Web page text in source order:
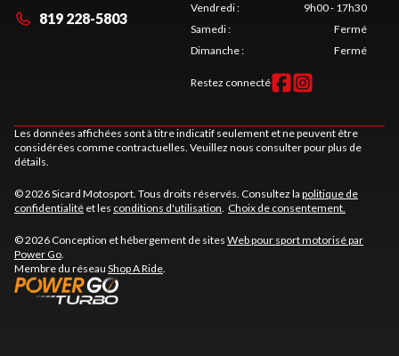
819 228-5803
Vendredi:
9h00 - 17h30
Samedi:
Fermé
Dimanche: Fermé
Restez connecté
Les données affichées sont à titre indicatif seulement et ne peuvent être
considérées comme contractuelles. Veuillez nous consulter pour plus de
détails.
© 2026 Sicard Motosport. Tous droits réservés. Consultez la politique de
confidentialité et les conditions d'utilisation. Choix de consentement.
© 2026 Conception et hébergement de sites Web pour sport motorisé par
Power Go.
Membre du réseau Shop A Ride.